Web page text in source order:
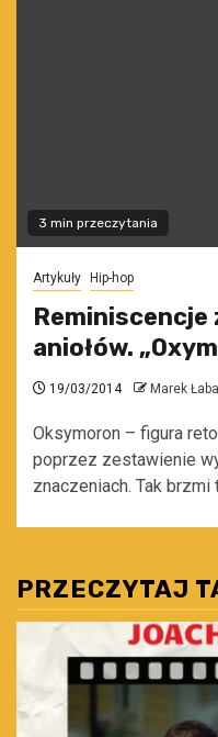
3 min przeczytania
Artykuły Hip-hop
Reminiscencje
aniołów.
19/03/2014 Marek
Oksymoron – figura
poprzez zestawienie
znaczeniach. Tak brzmi
PRZECZYTAJ